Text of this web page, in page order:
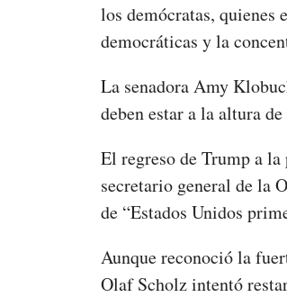
los demócratas, quienes
democráticas y la
La senadora Amy
deben estar a la altura
El regreso de Trump a
secretario general de la
de “Estados Unidos
Aunque reconoció la
Olaf Scholz intentó